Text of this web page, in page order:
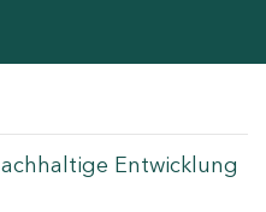
Entwicklung